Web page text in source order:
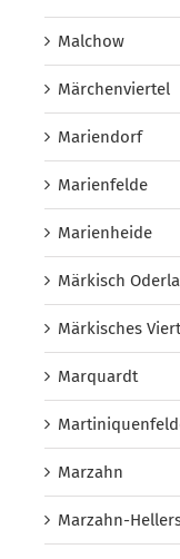
Malchow
Märchenviertel
Mariendorf
Marienfelde
Marienheide
Märkisch
Märkisches
Marquardt
Marzahn
Marzahn-